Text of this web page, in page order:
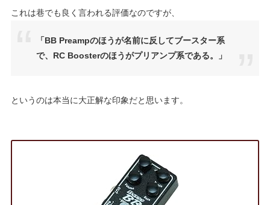
これは巷でも良く言われる評価なのですが、
「BB Preampのほうが名前に反してブースター系
で、RC Boosterのほうがプリアンプ系である。」
というのは本当に大正解な印象だと思います。